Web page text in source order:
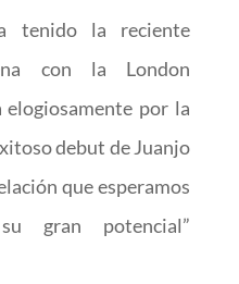
tenido la reciente
con la London
elogiosamente por la
debut de Juanjo
que esperamos
gran potencial”